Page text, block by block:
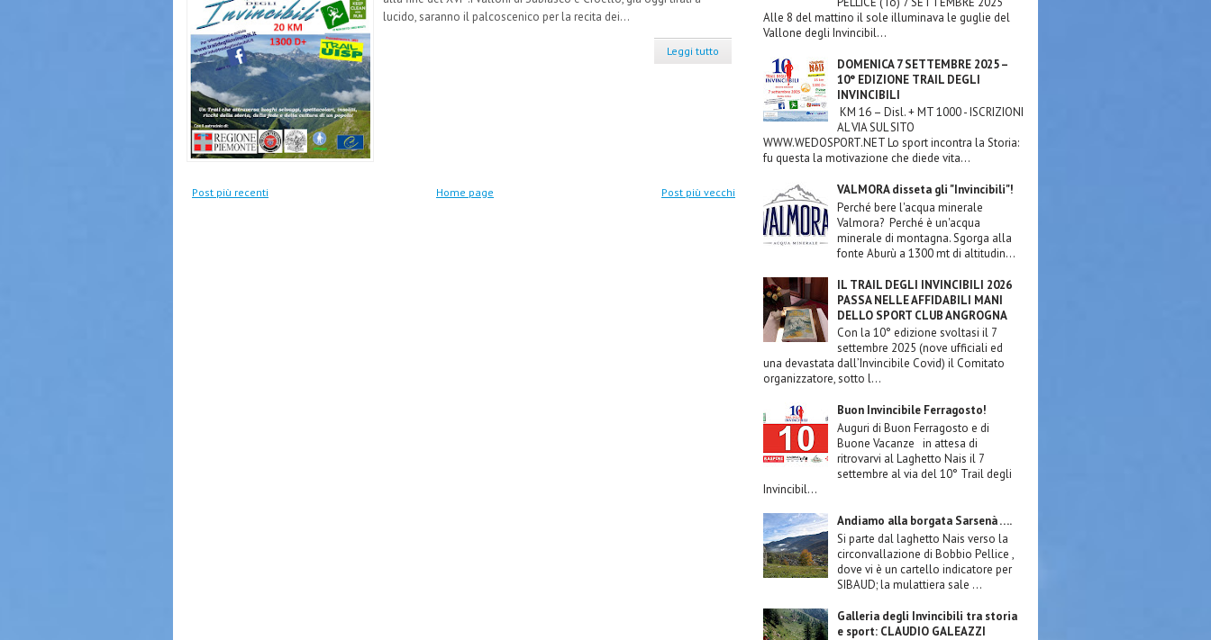
lucido, saranno il palcoscenico per la recita dei...
Leggi tutto
Post più recenti Post più vecchi
Home page
Alle 8 del mattino il sole illuminava le guglie del
Vallone degli Invincibil...
DOMENICA 7 SETTEMBRE 2025 –
10° EDIZIONE TRAIL DEGLI
INVINCIBILI
KM 16 – Disl. + MT 1000 - ISCRIZIONI
AL VIA SUL SITO
WWW.WEDOSPORT.NET Lo sport incontra la Storia:
fu questa la motivazione che diede vita...
VALMORA disseta gli "Invincibili"!
Perché bere l'acqua minerale
Valmora? Perché è un'acqua
minerale di montagna. Sgorga alla
fonte Aburù a 1300 mt di altitudin...
IL TRAIL DEGLI INVINCIBILI 2026
PASSA NELLE AFFIDABILI MANI
DELLO SPORT CLUB ANGROGNA
Con la 10° edizione svoltasi il 7
settembre 2025 (nove ufficiali ed
una devastata dall’Invincibile Covid) il Comitato
organizzatore, sotto l...
Buon Invincibile Ferragosto!
Auguri di Buon Ferragosto e di
Buone Vacanze in attesa di
ritrovarvi al Laghetto Nais il 7
settembre al via del 10° Trail degli
Invincibil...
Andiamo alla borgata Sarsenà ….
Si parte dal laghetto Nais verso la
circonvallazione di Bobbio Pellice ,
dove vi è un cartello indicatore per
SIBAUD; la mulattiera sale ...
Galleria degli Invincibili tra storia
e sport: CLAUDIO GALEAZZI